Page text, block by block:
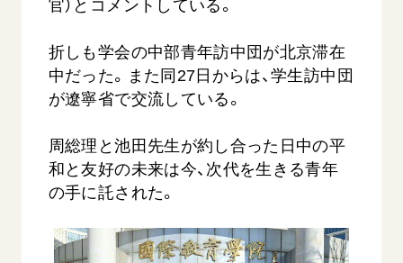
官）とコメントしている。
折しも学会の中部青年訪中団が北京滞在
中だった。また同27日からは、学生訪中団
が遼寧省で交流している。
周総理と池田先生が約し合った日中の平
和と友好の未来は今、次代を生きる青年
の手に託された。